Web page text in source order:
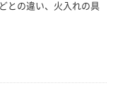
との違い、火入れの具